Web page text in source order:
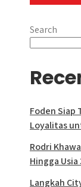
Search
Foden Siap
Loyalitas
Rodri
Hingga Usia
Langkah